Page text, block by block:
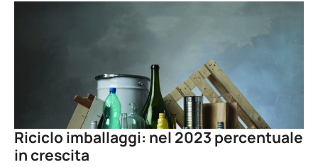
Riciclo imballaggi: nel 2023 percentuale
in crescita